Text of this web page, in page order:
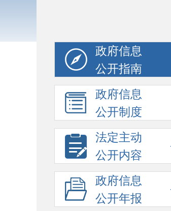
政府信息
公开指南
政府信息
公开制度
法定主动
公开内容
政府信息
公开年报